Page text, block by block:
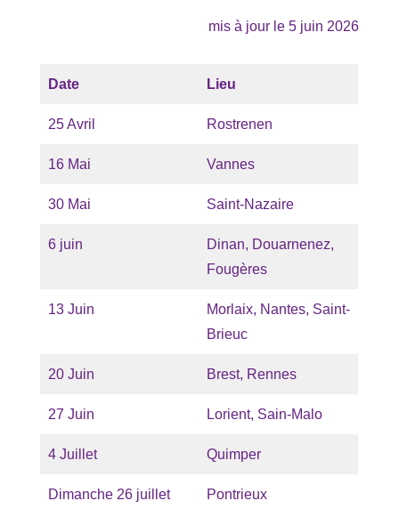
mis à jour le 5 juin 2026
Date Lieu
25 Avril Rostrenen
16 Mai Vannes
30 Mai Saint-Nazaire
6 juin
Dinan, Douarnenez,
Fougères
13 Juin
Morlaix, Nantes, Saint-
Brieuc
20 Juin Brest, Rennes
27 Juin Lorient, Sain-Malo
4 Juillet Quimper
Dimanche 26 juillet Pontrieux